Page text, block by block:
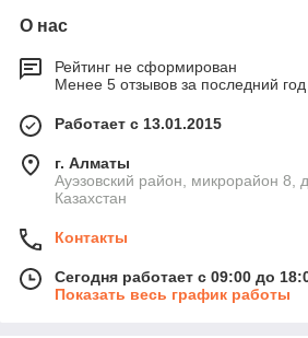
О нас
Рейтинг не сформирован
Менее 5 отзывов за последний год
Работает с 13.01.2015
г. Алматы
Ауэзовский район, микрорайон 8,
Казахстан
Контакты
Сегодня работает с 09:00 до
Показать весь график работы